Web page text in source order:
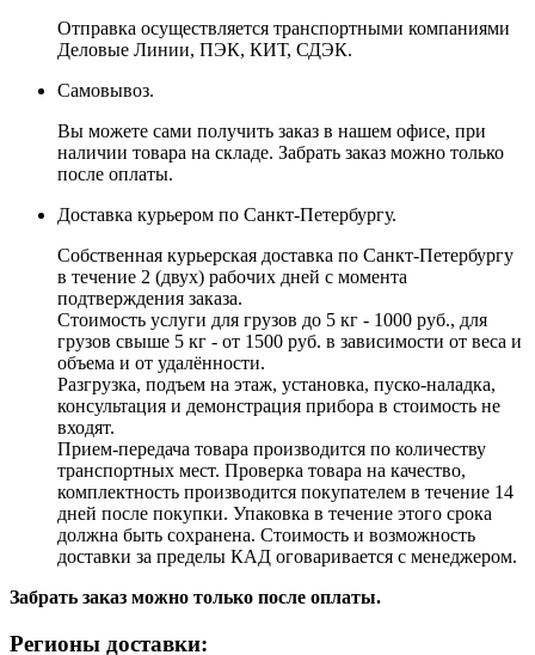
Отправка осуществляется транспортными компаниями
Деловые Линии, ПЭК, КИТ, СДЭК.
Самовывоз.
Вы можете сами получить заказ в нашем офисе, при
наличии товара на складе. Забрать заказ можно только
после оплаты.
Доставка курьером по Санкт-Петербургу.
Собственная курьерская доставка по Санкт-Петербургу
в течение 2 (двух) рабочих дней с момента
подтверждения заказа.
Стоимость услуги для грузов до 5 кг - 1000 руб., для
грузов свыше 5 кг - от 1500 руб. в зависимости от веса и
объема и от удалённости.
Разгрузка, подъем на этаж, установка, пуско-наладка,
консультация и демонстрация прибора в стоимость не
входят.
Прием-передача товара производится по количеству
транспортных мест. Проверка товара на качество,
комплектность производится покупателем в течение 14
дней после покупки. Упаковка в течение этого срока
должна быть сохранена. Стоимость и возможность
доставки за пределы КАД оговаривается с менеджером.
Забрать заказ можно только после оплаты.
Регионы доставки: